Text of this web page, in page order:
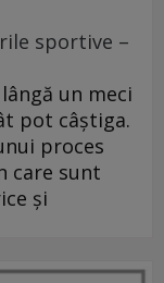
sportive –
un meci
pot câștiga.
proces
care sunt
și